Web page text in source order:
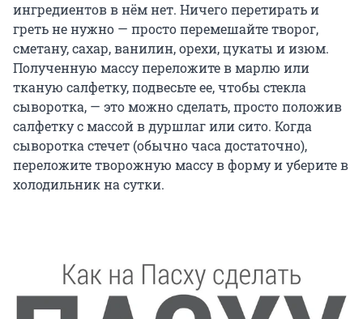
ингредиентов в нём нет. Ничего перетирать и
греть не нужно — просто перемешайте творог,
сметану, сахар, ванилин, орехи, цукаты и изюм.
Полученную массу переложите в марлю или
тканую салфетку, подвесьте ее, чтобы стекла
сыворотка, — это можно сделать, просто положив
салфетку с массой в дуршлаг или сито. Когда
сыворотка стечет (обычно часа достаточно),
переложите творожную массу в форму и уберите в
холодильник на сутки.